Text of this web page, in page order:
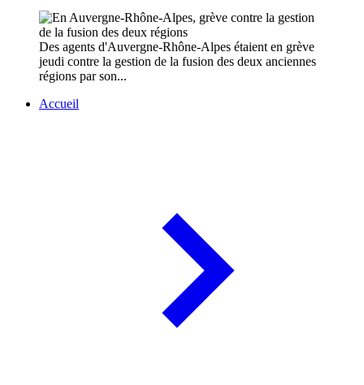
Des agents d'Auvergne-Rhône-Alpes étaient en grève
jeudi contre la gestion de la fusion des deux anciennes
régions par son...
Accueil